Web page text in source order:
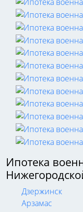
Ипотека
Дзержинск
Арзамас